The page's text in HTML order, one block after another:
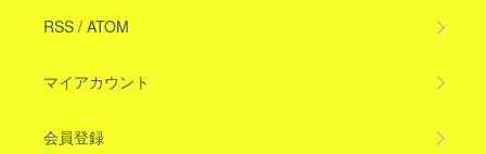
RSS / ATOM
マイアカウント
会員登録